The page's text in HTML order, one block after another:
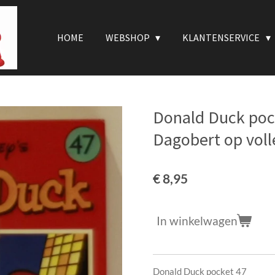
HOME WEBSHOP KLANTENSERVICE
Donald Duck
Dagobert op
€ 8,95
In winkelwagen
Donald Duck pocket 47